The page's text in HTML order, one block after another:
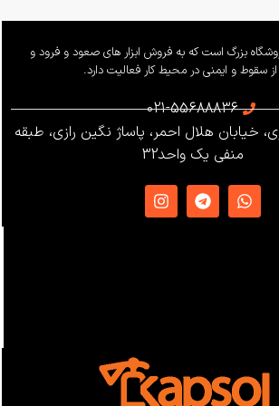
وزن 655 گرم
استاندارد
EN12841 ،EN341 ،ANSI Z359
،NFPA1983
ساخت
بزرگ است که به فروش ابزار های صعود و فرود و
سقوط و ایمنی در محیط کار فعالیت دارد.
021-55688836
خیابان هلال احمر، پاساژ نگین رازی، طبقه
منفی یک واحد32